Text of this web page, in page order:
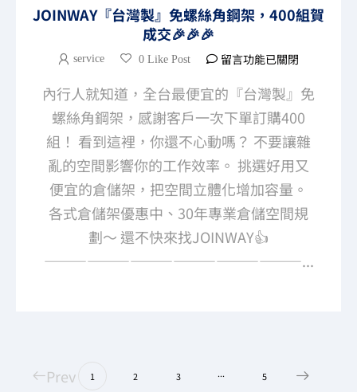
JOINWAY『台灣製』免螺絲角鋼架，400組賀
成交🎉🎉🎉
service 0 Like Post 留言功能已關閉
內行人就知道，全台最便宜的『台灣製』免
螺絲角鋼架，感謝客戶一次下單訂購400
組！ 看到這裡，你還不心動嗎？ 不要讓雜
亂的空間影響你的工作效率。 挑選好用又
便宜的倉儲架，把空間立體化增加容量。
各式倉儲架優惠中、30年專業倉儲空間規
劃～ 還不快來找JOINWAY👍
——————————————————...
Prev 1 2 3 ... 5